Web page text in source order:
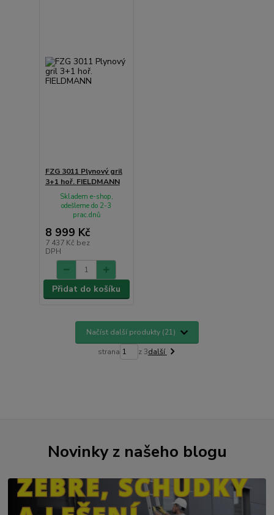
FZG 3011 Plynový gril
3+1 hoř. FIELDMANN
8 999 Kč
7 437 Kč bez
DPH
Skladem e-shop,
odešleme do 2-3
prac.dnů
Přidat do košíku
Načíst další produkty (21)
strana z 3další
Novinky z našeho blogu